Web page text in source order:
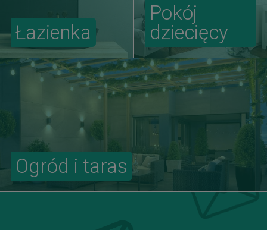
Ogród i taras
Łazienka
Pokój
dziecięcy